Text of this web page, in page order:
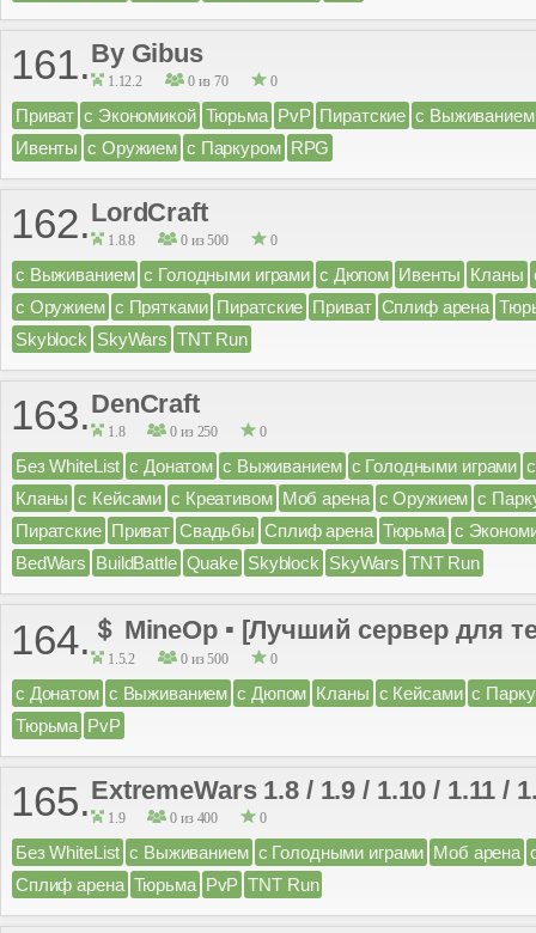
161.By Gibus
1.12.2 0 из 70 0
Приват с Экономикой Тюрьма PvP Пиратские с Выживанием
Ивенты с Оружием с Паркуром RPG
162.LordCraft
1.8.8 0 из 500 0
с Выживанием с Голодными играми с Дюпом Ивенты Кланы
с Оружием с Прятками Пиратские Приват Сплиф арена
Skyblock SkyWars TNT Run
163.DenCraft
1.8 0 из 250 0
Без WhiteList с Донатом с Выживанием с Голодными играми
Кланы с Кейсами с Креативом Моб арена с Оружием с
Пиратские Приват Свадьбы Сплиф арена Тюрьма с
BedWars BuildBattle Quake Skyblock SkyWars TNT Run
164. ＄ MineOp ▪ [Лучший сервер для
1.5.2 0 из 500 0
с Донатом с Выживанием с Дюпом Кланы с Кейсами с
Тюрьма PvP
165.ExtremeWars 1.8 / 1.9 / 1.10 / 1.11 /
1.9 0 из 400 0
Без WhiteList с Выживанием с Голодными играми Моб арена
Сплиф арена Тюрьма PvP TNT Run